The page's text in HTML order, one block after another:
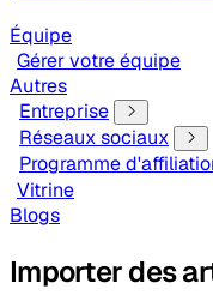
Équipe
Gérer votre équipe
Autres
Entreprise
Réseaux sociaux
Programme
Vitrine
Blogs
Importer des